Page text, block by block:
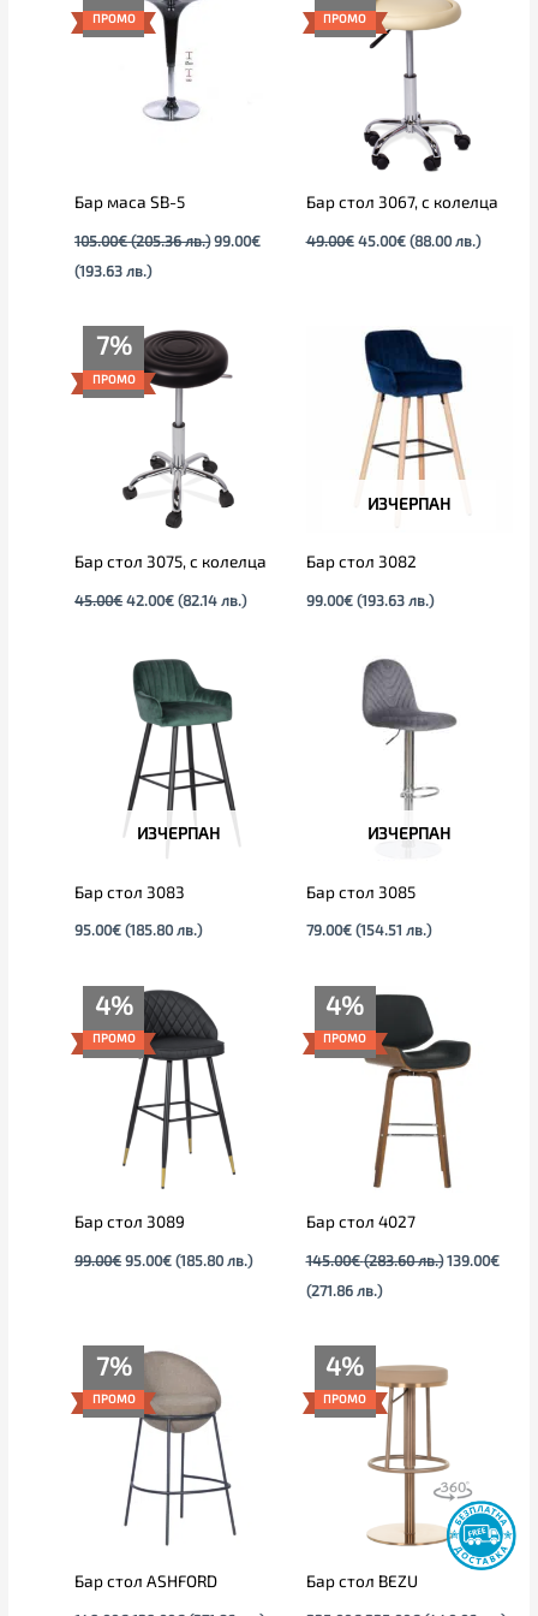
ПРОМО
Бар маса SB-5
105.00€ (205.36 лв.) 99.00€
(193.63 лв.)
е:
99.00€
(193.63
лв.).
ПРОМО
Бар стол 3067, с колелца
49.00€
was:
49.00€.
45.00€
45.00€.
(88.00 лв.)
7%
ПРОМО
Бар стол 3075, с колелца
45.00€
Original
price
was:
45.00€.
42.00€
Текущата
цена
е:
42.00€.
(82.14 лв.)
ИЗЧЕРПАН
Бар стол 3082
99.00€ (193.63 лв.)
ИЗЧЕРПАН
Бар стол 3083
95.00€ (185.80 лв.)
ИЗЧЕРПАН
Бар стол 3085
79.00€ (154.51 лв.)
4%
ПРОМО
Бар стол 3089
99.00€
Original
price
was:
99.00€.
95.00€
Текущата
цена
е:
95.00€.
(185.80 лв.)
4%
ПРОМО
Бар стол 4027
145.00€ (283.60 лв.)
145.00€
(283.60
139.00€
(271.86 лв.)
Текущата
е:
139.00€
(271.86
лв.).
7%
ПРОМО
Бар стол ASHFORD
Original
price
was:
149.00€.
Текущата
цена
139.00€.
4%
ПРОМО
Бар стол BEZU
price
was:
235.00€.
цена
е:
225.00€.